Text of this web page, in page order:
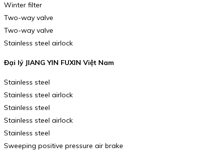
Winter filter
Two-way valve
Two-way valve
Stainless steel airlock
Đại lý JIANG YIN FUXIN Việt Nam
Stainless steel
Stainless steel airlock
Stainless steel
Stainless steel airlock
Stainless steel
Sweeping positive pressure air brake